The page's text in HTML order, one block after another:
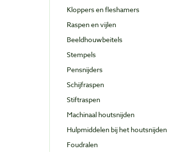
Kloppers en fleshamers
Raspen en vijlen
Beeldhouwbeitels
Stempels
Pensnijders
Schijfraspen
Stiftraspen
Machinaal houtsnijden
Hulpmiddelen bij het houtsnijden
Foudralen